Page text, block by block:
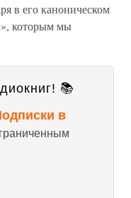
в его каноническом
которым мы
📚
в